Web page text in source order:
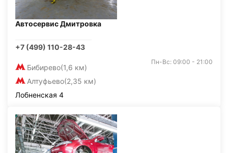
Автосервис Дмитровка
+7 (499) 110-28-43
Бибирево(1,6 км)
Алтуфьево(2,35 км)
Пн-Вс: 09:00 - 21:00
Лобненская 4